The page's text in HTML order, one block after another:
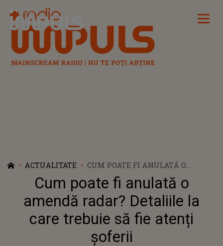
Radio Impuls
ACTUALITATE
CUM POATE FI ANULATĂ O
AMENDĂ RADAR? DETALIILE LA
CARE TREBUIE SĂ FIE ATENȚI
ȘOFERII
Cum poate fi anulată o
amendă radar? Detaliile la
care trebuie să fie atenți
șoferii